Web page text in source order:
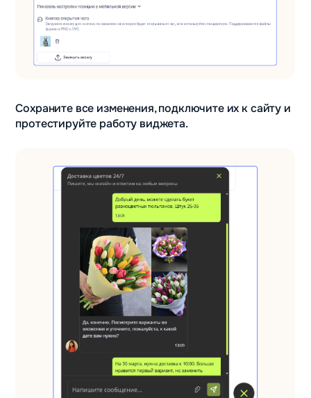
Сохраните все изменения, подключите их к сайту и
протестируйте работу виджета.